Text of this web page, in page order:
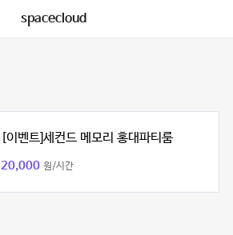
spacecloud
[이벤트]세컨드 메모리 홍대파티룸
20,000 원/시간